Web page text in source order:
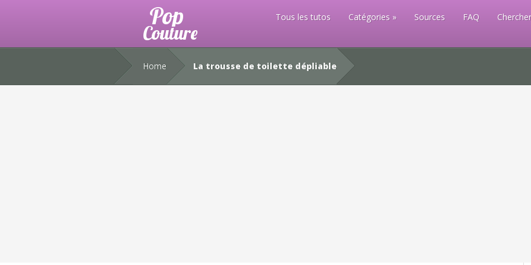
Tous les tutos Catégories Sources FAQ
Home La trousse de toilette dépliable